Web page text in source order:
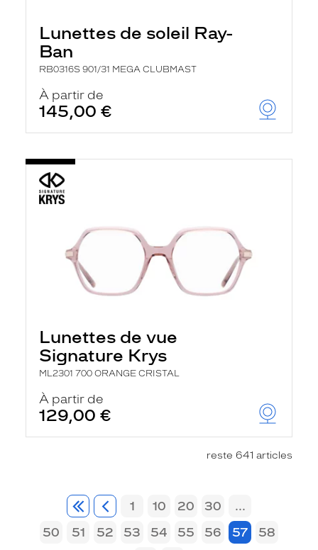
Lunettes de soleil Ray-
Ban
RB0316S 901/31 MEGA CLUBMAST
À partir de
145,00 €
Lunettes de vue
Signature Krys
ML2301 700 ORANGE CRISTAL
À partir de
129,00 €
reste 641 articles
1 10 20 30
...
50
51 52 53 54 55 56 57
58